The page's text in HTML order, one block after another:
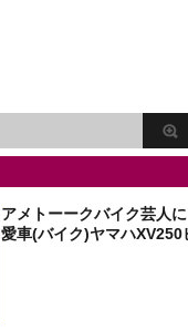
アメトーークバイク芸人
愛車(バイク)ヤマハ